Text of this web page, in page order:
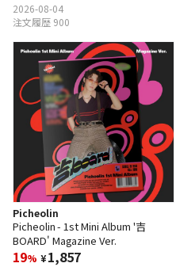
2026-08-04
注文履歴 900
Picheolin
Picheolin - 1st Mini Album '吉
BOARD' Magazine Ver.
19% ¥1,857